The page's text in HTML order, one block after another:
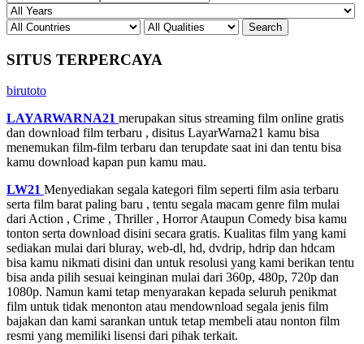
SITUS TERPERCAYA
birutoto
LAYARWARNA21 merupakan situs streaming film online gratis
dan download film terbaru , disitus LayarWarna21 kamu bisa
menemukan film-film terbaru dan terupdate saat ini dan tentu bisa
kamu download kapan pun kamu mau.
LW21 Menyediakan segala kategori film seperti film asia terbaru
serta film barat paling baru , tentu segala macam genre film mulai
dari Action , Crime , Thriller , Horror Ataupun Comedy bisa kamu
tonton serta download disini secara gratis. Kualitas film yang kami
sediakan mulai dari bluray, web-dl, hd, dvdrip, hdrip dan hdcam
bisa kamu nikmati disini dan untuk resolusi yang kami berikan tentu
bisa anda pilih sesuai keinginan mulai dari 360p, 480p, 720p dan
1080p. Namun kami tetap menyarakan kepada seluruh penikmat
film untuk tidak menonton atau mendownload segala jenis film
bajakan dan kami sarankan untuk tetap membeli atau nonton film
resmi yang memiliki lisensi dari pihak terkait.